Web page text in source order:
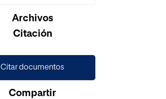
Archivos
Citación
Citar documentos
Compartir